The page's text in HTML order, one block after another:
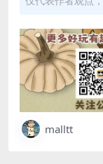
malltt